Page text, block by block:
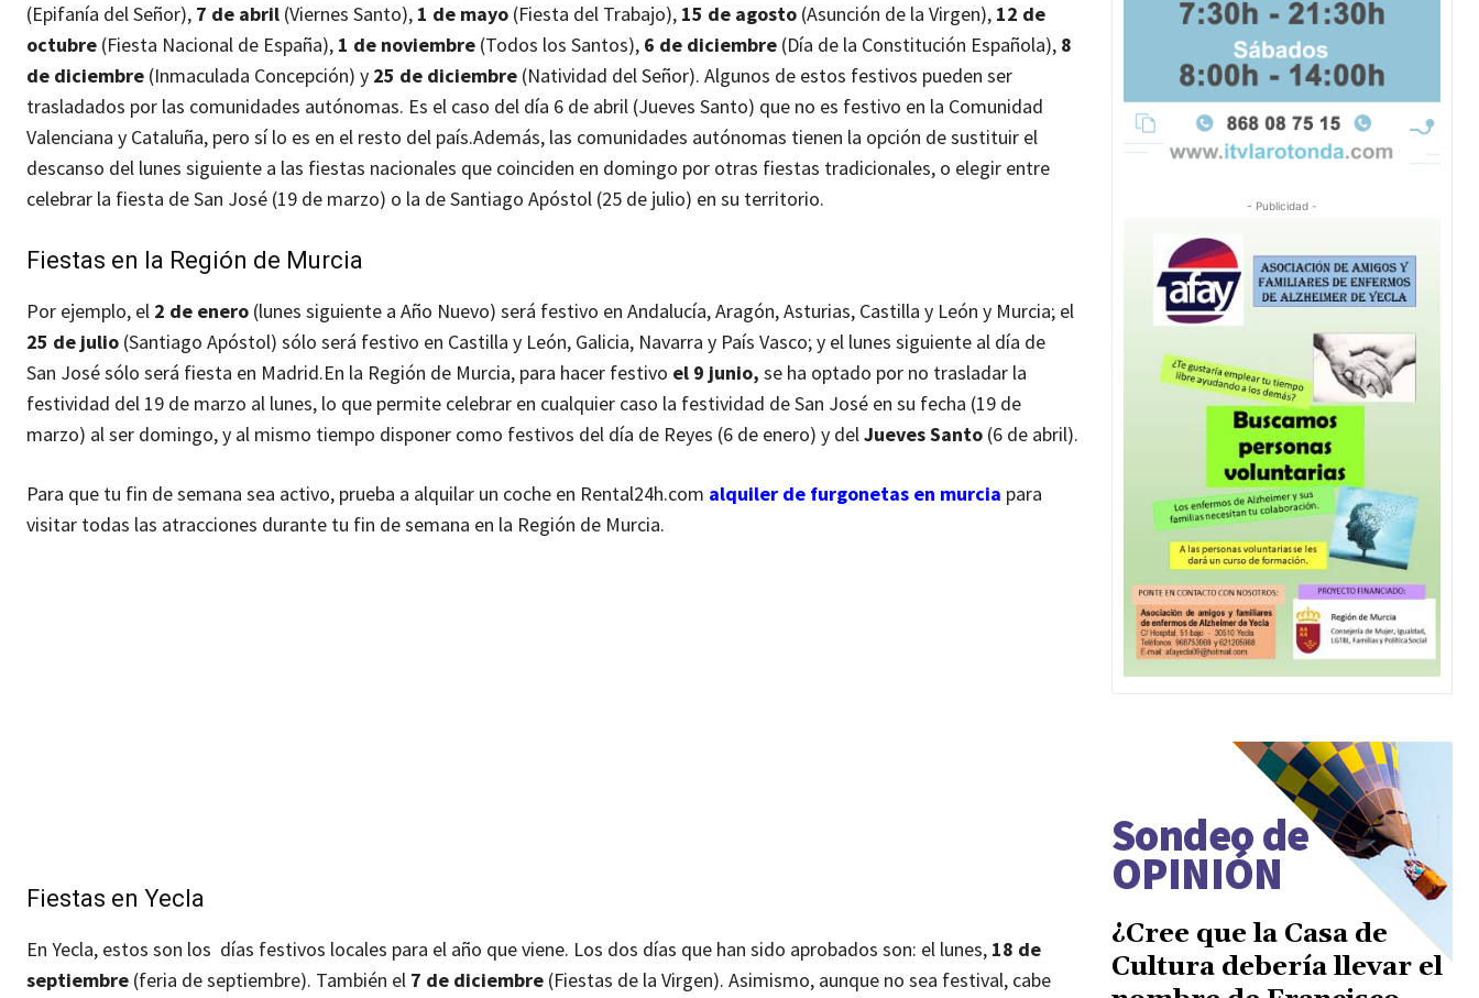
(Epifanía del Señor), 7 de abril (Viernes Santo), 1 de mayo (Fiesta del Trabajo), 15 de agosto (Asunción de la Virgen), 12 de
octubre (Fiesta Nacional de España), 1 de noviembre (Todos los Santos), 6 de diciembre (Día de la Constitución Española), 8
de diciembre (Inmaculada Concepción) y 25 de diciembre (Natividad del Señor). Algunos de estos festivos pueden ser
trasladados por las comunidades autónomas. Es el caso del día 6 de abril (Jueves Santo) que no es festivo en la Comunidad
Valenciana y Cataluña, pero sí lo es en el resto del país.Además, las comunidades autónomas tienen la opción de sustituir el
descanso del lunes siguiente a las fiestas nacionales que coinciden en domingo por otras fiestas tradicionales, o elegir entre
celebrar la fiesta de San José (19 de marzo) o la de Santiago Apóstol (25 de julio) en su territorio.
Fiestas en la Región de Murcia
Por ejemplo, el 2 de enero (lunes siguiente a Año Nuevo) será festivo en Andalucía, Aragón, Asturias, Castilla y León y Murcia; el
25 de julio (Santiago Apóstol) sólo será festivo en Castilla y León, Galicia, Navarra y País Vasco; y el lunes siguiente al día de
San José sólo será fiesta en Madrid.En la Región de Murcia, para hacer festivo el 9 junio, se ha optado por no trasladar la
festividad del 19 de marzo al lunes, lo que permite celebrar en cualquier caso la festividad de San José en su fecha (19 de
marzo) al ser domingo, y al mismo tiempo disponer como festivos del día de Reyes (6 de enero) y delJueves Santo (6 de abril).
Para que tu fin de semana sea activo, prueba a alquilar un coche en Rental24h.com alquiler de furgonetas en murcia para
visitar todas las atracciones durante tu fin de semana en la Región de Murcia.
Fiestas en Yecla
En Yecla, estos son los días festivos locales para el año que viene. Los dos días que han sido aprobados son: el lunes, 18 de
septiembre (feria de septiembre). También el 7 de diciembre (Fiestas de la Virgen). Asimismo, aunque no sea festival, cabe
- Publicidad -
Sondeo de
OPINIÓN
¿Cree que la Casa de
Cultura debería llevar el